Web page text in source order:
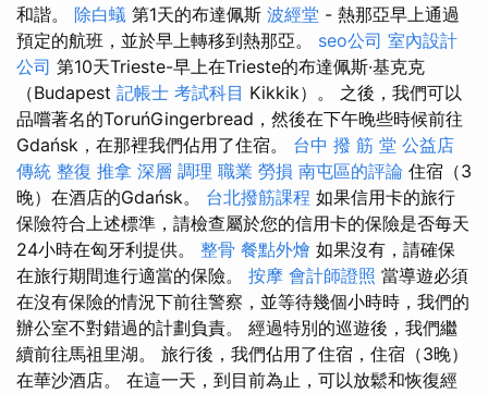
和諧。 除白蟻 第1天的布達佩斯 波經堂 - 熱那亞早上通過
預定的航班，並於早上轉移到熱那亞。 seo公司 室內設計
公司 第10天Trieste-早上在Trieste的布達佩斯·基克克
（Budapest 記帳士 考試科目 Kikkik）。 之後，我們可以
品嚐著名的ToruńGingerbread，然後在下午晚些時候前往
Gdańsk，在那裡我們佔用了住宿。 台中 撥 筋 堂 公益店
傳統 整復 推拿 深層 調理 職業 勞損 南屯區的評論 住宿（3
晚）在酒店的Gdańsk。 台北撥筋課程 如果信用卡的旅行
保險符合上述標準，請檢查屬於您的信用卡的保險是否每天
24小時在匈牙利提供。 整骨 餐點外燴 如果沒有，請確保
在旅行期間進行適當的保險。 按摩 會計師證照 當導遊必須
在沒有保險的情況下前往警察，並等待幾個小時時，我們的
辦公室不對錯過的計劃負責。 經過特別的巡遊後，我們繼
續前往馬祖里湖。 旅行後，我們佔用了住宿，住宿（3晚）
在華沙酒店。 在這一天，到目前為止，可以放鬆和恢復經